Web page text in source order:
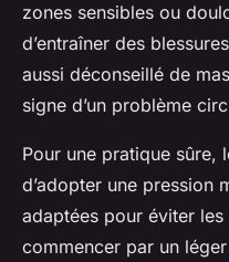
zones sensibles ou
d’entraîner des
aussi déconseillé de
signe d’un problème
Pour une pratique sûre,
d’adopter une pression
adaptées pour éviter
commencer par un